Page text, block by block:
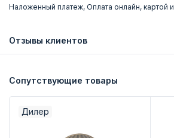
Наложенный платеж, Оплата онлайн, картой и
Отзывы клиентов
Сопутствующие товары
Дилер